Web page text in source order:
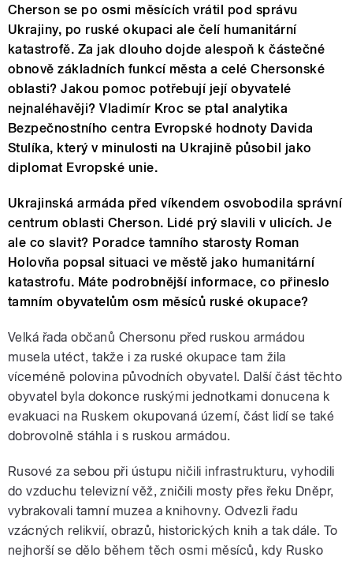
Cherson se po osmi měsících vrátil pod správu
Ukrajiny, po ruské okupaci ale čelí humanitární
katastrofě. Za jak dlouho dojde alespoň k částečné
obnově základních funkcí města a celé Chersonské
oblasti? Jakou pomoc potřebují její obyvatelé
nejnaléhavěji? Vladimír Kroc se ptal analytika
Bezpečnostního centra Evropské hodnoty Davida
Stulíka, který v minulosti na Ukrajině působil jako
diplomat Evropské unie.
Ukrajinská armáda před víkendem osvobodila správní
centrum oblasti Cherson. Lidé prý slavili v ulicích. Je
ale co slavit? Poradce tamního starosty Roman
Holovňa popsal situaci ve městě jako humanitární
katastrofu. Máte podrobnější informace, co přineslo
tamním obyvatelům osm měsíců ruské okupace?
Velká řada občanů Chersonu před ruskou armádou
musela utéct, takže i za ruské okupace tam žila
víceméně polovina původních obyvatel. Další část těchto
obyvatel byla dokonce ruskými jednotkami donucena k
evakuaci na Ruskem okupovaná území, část lidí se také
dobrovolně stáhla i s ruskou armádou.
Rusové za sebou při ústupu ničili infrastrukturu, vyhodili
do vzduchu televizní věž, zničili mosty přes řeku Dněpr,
vybrakovali tamní muzea a knihovny. Odvezli řadu
vzácných relikvií, obrazů, historických knih a tak dále. To
nejhorší se dělo během těch osmi měsíců, kdy Rusko